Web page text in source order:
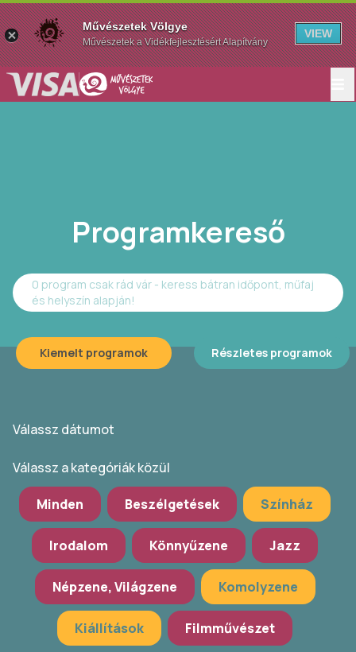
Programkereső
0 program csak rád vár - keress bátran időpont, műfaj
és helyszín alapján!
Kiemelt programok Részletes programok
Válassz dátumot
Válassz a kategóriák közül
Minden Beszélgetések Színház
Irodalom Könnyűzene Jazz
Népzene, Világzene Komolyzene
Kiállítások Filmművészet
Művészetek Völgye
Művészetek a Vidékfejlesztésért Alapítvány
VIEW